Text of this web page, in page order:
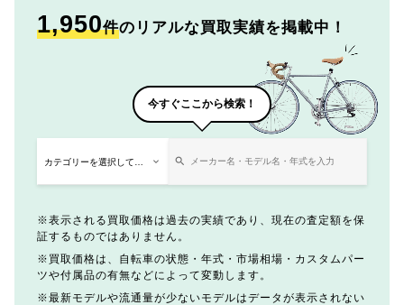
1,950件のリアルな買取実績を掲載中！
今すぐここから検索！
表示される買取価格は過去の実績であり、現在の査定額を保
証するものではありません。
買取価格は、自転車の状態・年式・市場相場・カスタムパー
ツや付属品の有無などによって変動します。
最新モデルや流通量が少ないモデルはデータが表示されない